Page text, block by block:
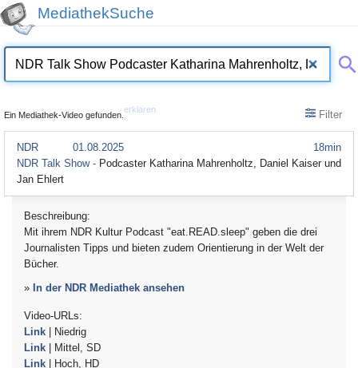
MediathekSuche
Ein Mediathek-Video gefunden.
erklären Filter
18min
NDR
01.08.2025
NDR Talk Show - Podcaster Katharina Mahrenholtz, Daniel Kaiser und
Jan Ehlert
Beschreibung:
Mit ihrem NDR Kultur Podcast "eat.READ.sleep" geben die drei
Journalisten Tipps und bieten zudem Orientierung in der Welt der
Bücher.
» In der NDR Mediathek ansehen
Video-URLs:
Link | Niedrig
Link | Mittel, SD
Link | Hoch, HD